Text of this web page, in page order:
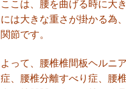
ここは、腰を曲げる時に大
には大きな重さが掛かる為
関節です。
よって、腰椎椎間板ヘルニ
症、腰椎分離すべり症、腰